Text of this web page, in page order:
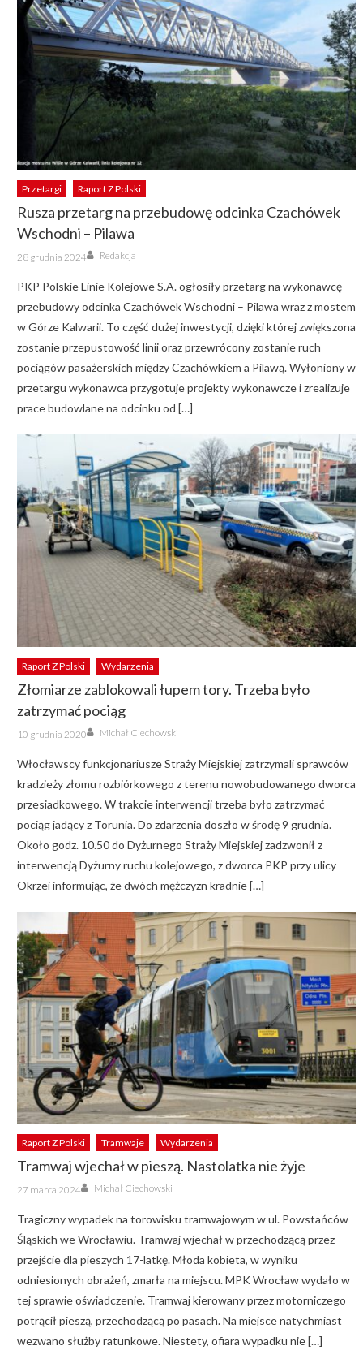
Przetargi Raport Z Polski
Rusza przetarg na przebudowę odcinka Czachówek
Wschodni – Pilawa
Posted
on
28 grudnia 2024 Author
Redakcja
PKP Polskie Linie Kolejowe S.A. ogłosiły przetarg na wykonawcę
przebudowy odcinka Czachówek Wschodni – Pilawa wraz z mostem
w Górze Kalwarii. To część dużej inwestycji, dzięki której zwiększona
zostanie przepustowość linii oraz przewrócony zostanie ruch
pociągów pasażerskich między Czachówkiem a Pilawą. Wyłoniony w
przetargu wykonawca przygotuje projekty wykonawcze i zrealizuje
prace budowlane na odcinku od […]
Raport Z Polski Wydarzenia
Złomiarze zablokowali łupem tory. Trzeba było
zatrzymać pociąg
Posted
on
10 grudnia 2020 Author
Michał Ciechowski
Włocławscy funkcjonariusze Straży Miejskiej zatrzymali sprawców
kradzieży złomu rozbiórkowego z terenu nowobudowanego dworca
przesiadkowego. W trakcie interwencji trzeba było zatrzymać
pociąg jadący z Torunia. Do zdarzenia doszło w środę 9 grudnia.
Około godz. 10.50 do Dyżurnego Straży Miejskiej zadzwonił z
interwencją Dyżurny ruchu kolejowego, z dworca PKP przy ulicy
Okrzei informując, że dwóch mężczyzn kradnie […]
Raport Z Polski Tramwaje Wydarzenia
Tramwaj wjechał w pieszą. Nastolatka nie żyje
Posted
on
27 marca 2024 Author
Michał Ciechowski
Tragiczny wypadek na torowisku tramwajowym w ul. Powstańców
Śląskich we Wrocławiu. Tramwaj wjechał w przechodzącą przez
przejście dla pieszych 17-latkę. Młoda kobieta, w wyniku
odniesionych obrażeń, zmarła na miejscu. MPK Wrocław wydało w
tej sprawie oświadczenie. Tramwaj kierowany przez motorniczego
potrącił pieszą, przechodzącą po pasach. Na miejsce natychmiast
wezwano służby ratunkowe. Niestety, ofiara wypadku nie […]